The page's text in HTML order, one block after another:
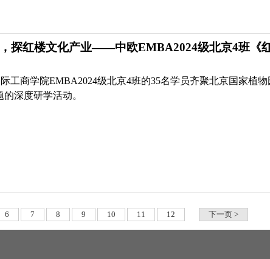
探红楼文化产业——中欧EMBA2024级北京4班《
工商学院EMBA2024级北京4班的35名学员齐聚北京国家植
深度研学活动。
6 7 8 9 10 11 12 下一页 >